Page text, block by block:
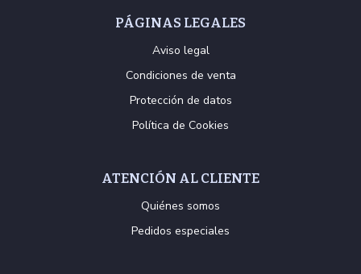
PÁGINAS LEGALES
Aviso legal
Condiciones de venta
Protección de datos
Política de Cookies
ATENCIÓN AL CLIENTE
Quiénes somos
Pedidos especiales